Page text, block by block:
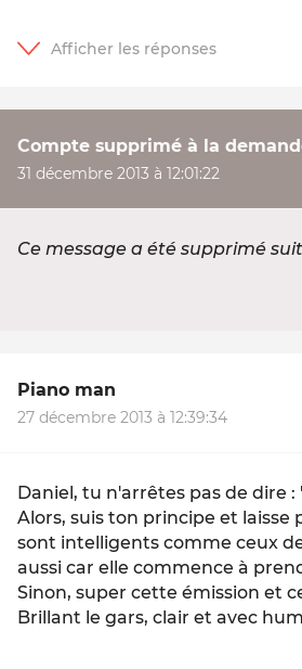
Compte supprimé à la
31 décembre 2013 à 12:01:22
Ce message a été supprimé
Piano man
27 décembre 2013 à 12:39:34
Daniel, tu n'arrêtes pas de dire
Alors, suis ton principe et
sont intelligents comme ceux
aussi car elle commence à
Sinon, super cette émission et
Brillant le gars, clair et avec